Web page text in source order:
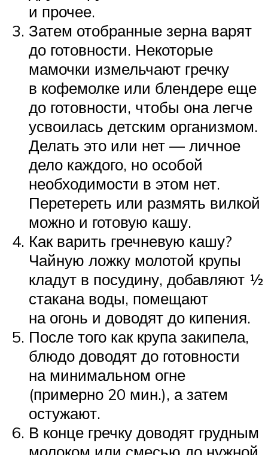
и прочее.
Затем отобранные зерна варят
до готовности. Некоторые
мамочки измельчают гречку
в кофемолке или блендере еще
до готовности, чтобы она легче
усвоилась детским организмом.
Делать это или нет — личное
дело каждого, но особой
необходимости в этом нет.
Перетереть или размять вилкой
можно и готовую кашу.
Как варить гречневую кашу?
Чайную ложку молотой крупы
кладут в посудину, добавляют ½
стакана воды, помещают
на огонь и доводят до кипения.
После того как крупа закипела,
блюдо доводят до готовности
на минимальном огне
(примерно 20 мин.), а затем
остужают.
В конце гречку доводят грудным